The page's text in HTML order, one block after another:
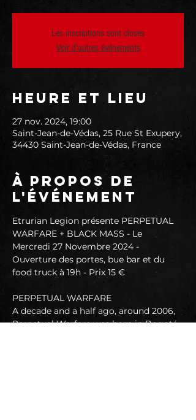
Les inscriptions sont closes
Voir d'autres événements
Heure et lieu
27 nov. 2024, 19:00
Saint-Jean-de-Védas, 25 Rue St Exupery,
34430 Saint-Jean-de-Védas, France
À propos de
l'événement
Etrurian Legion présente PERPETUAL
WARFARE + BLACK MASS - Le
Mercredi 27 Novembre 2024 -
Ouverture des portes, bue bar et du
food truck à 19h - Prix 15 €
PERPETUAL WARFARE
A decade and a half ago, around 2006,
Perpetual Warfare was born in Bogotá-